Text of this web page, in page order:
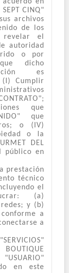
acuerdo en
CINQ"
archivos
de los
revelar el
autoridad
o por
dicho
es
(I) Cumplir
que
que
o (IV)
o la
DEL
público en
prestación
técnico
el
(a)
y (b)
a
a
en este